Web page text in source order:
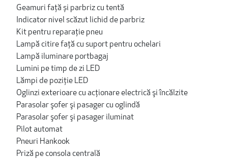
Geamuri față și parbriz cu tentă
Indicator nivel scăzut lichid de parbriz
Kit pentru reparație pneu
Lampă citire faţă cu suport pentru ochelari
Lampă iluminare portbagaj
Lumini pe timp de zi LED
Lămpi de poziție LED
Oglinzi exterioare cu acționare electrică şi încălzite
Parasolar şofer şi pasager cu oglindă
Parasolar şofer şi pasager iluminat
Pilot automat
Pneuri Hankook
Priză pe consola centrală